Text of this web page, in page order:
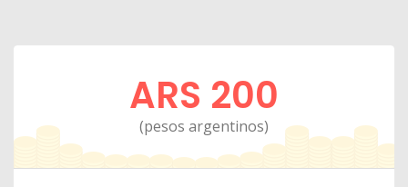
ARS 200
(pesos argentinos)